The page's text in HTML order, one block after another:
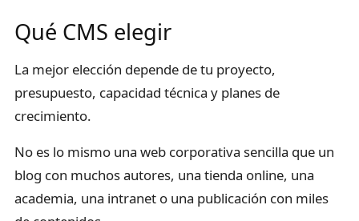
Qué CMS elegir
La mejor elección depende de tu proyecto,
presupuesto, capacidad técnica y planes de
crecimiento.
No es lo mismo una web corporativa sencilla que un
blog con muchos autores, una tienda online, una
academia, una intranet o una publicación con miles